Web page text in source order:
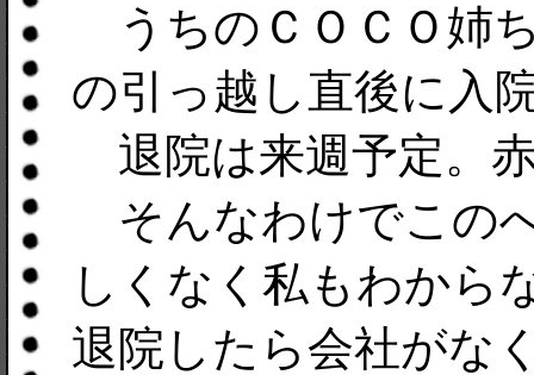
うちのＣＯＣＯ姉
の引っ越し直後に入
退院は来週予定。
そんなわけでこの
しくなく私もわから
退院したら会社がな